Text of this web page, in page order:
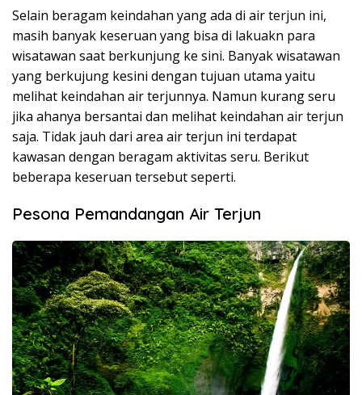
Selain beragam keindahan yang ada di air terjun ini,
masih banyak keseruan yang bisa di lakuakn para
wisatawan saat berkunjung ke sini. Banyak wisatawan
yang berkujung kesini dengan tujuan utama yaitu
melihat keindahan air terjunnya. Namun kurang seru
jika ahanya bersantai dan melihat keindahan air terjun
saja. Tidak jauh dari area air terjun ini terdapat
kawasan dengan beragam aktivitas seru. Berikut
beberapa keseruan tersebut seperti.
Pesona Pemandangan Air Terjun